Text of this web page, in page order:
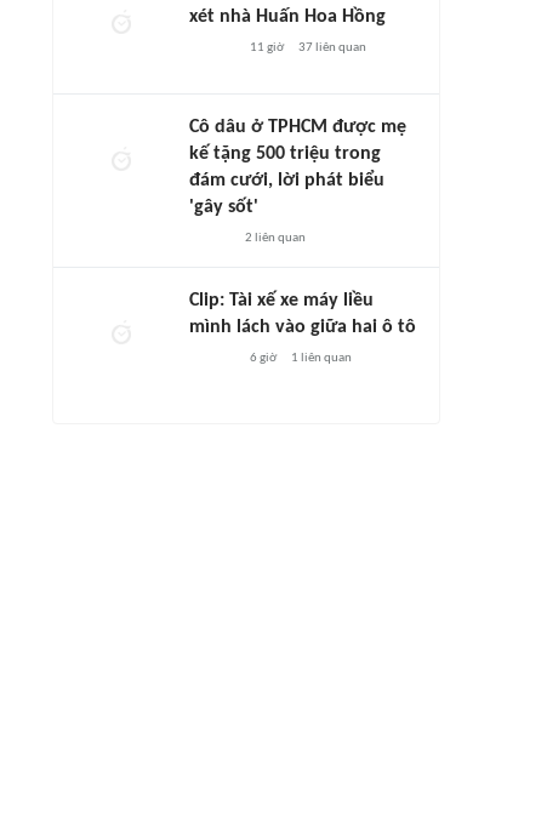
xét nhà Huấn Hoa Hồng
11 giờ 37liên quan
Cô dâu ở TPHCM được mẹ
kế tặng 500 triệu trong
đám cưới, lời phát biểu
'gây sốt'
2 liên quan
Clip: Tài xế xe máy liều
mình lách vào giữa hai ô tô
6 giờ 1 liên quan